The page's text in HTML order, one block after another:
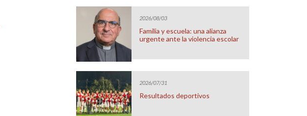
2026/08/03
Familia y escuela: una alianza
urgente ante la violencia escolar
2026/07/31
Resultados deportivos